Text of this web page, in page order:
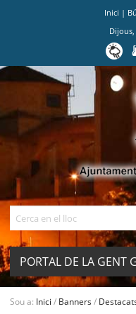
Inici |
Dijous,
PORTAL DE LA GENT
Sou a: Inici / Banners/